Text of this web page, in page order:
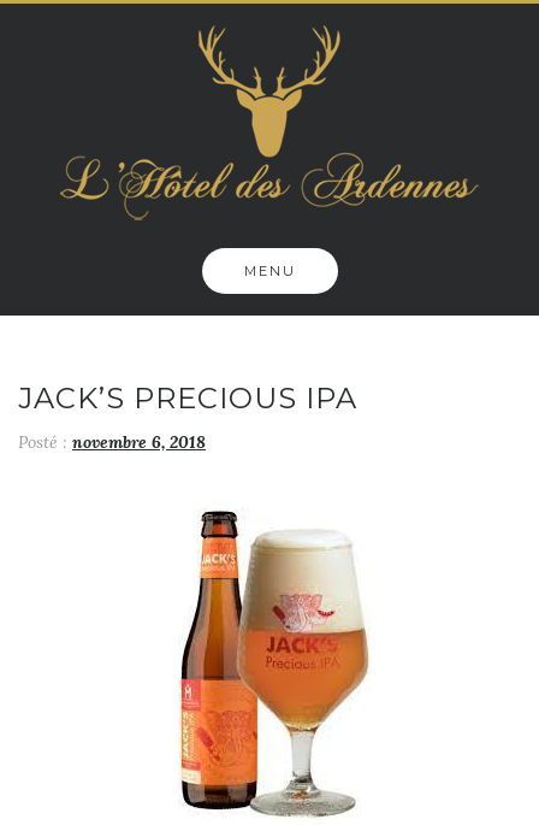
MENU
JACK’S PRECIOUS IPA
Posté : novembre 6, 2018